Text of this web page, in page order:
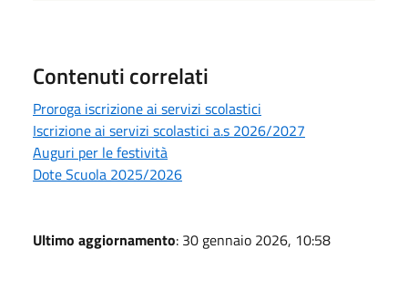
Contenuti correlati
Proroga iscrizione ai servizi scolastici
Iscrizione ai servizi scolastici a.s 2026/2027
Auguri per le festività
Dote Scuola 2025/2026
Ultimo aggiornamento: 30 gennaio 2026, 10:58